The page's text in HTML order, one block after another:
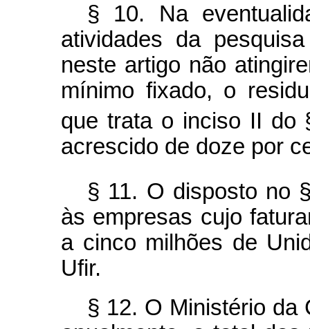
§ 10. Na
atividades da
neste artigo não
mínimo fixado, o
que trata o inciso II do
acrescido de doze por
§ 11. O disposto no
às empresas cujo
a cinco milhões de
Ufir.
§ 12. O Ministério da